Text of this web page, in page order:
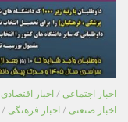
اخبار اجتماعی / اخبار اقتصادی
اخبار صنعتی / اخبار فرهنگی /